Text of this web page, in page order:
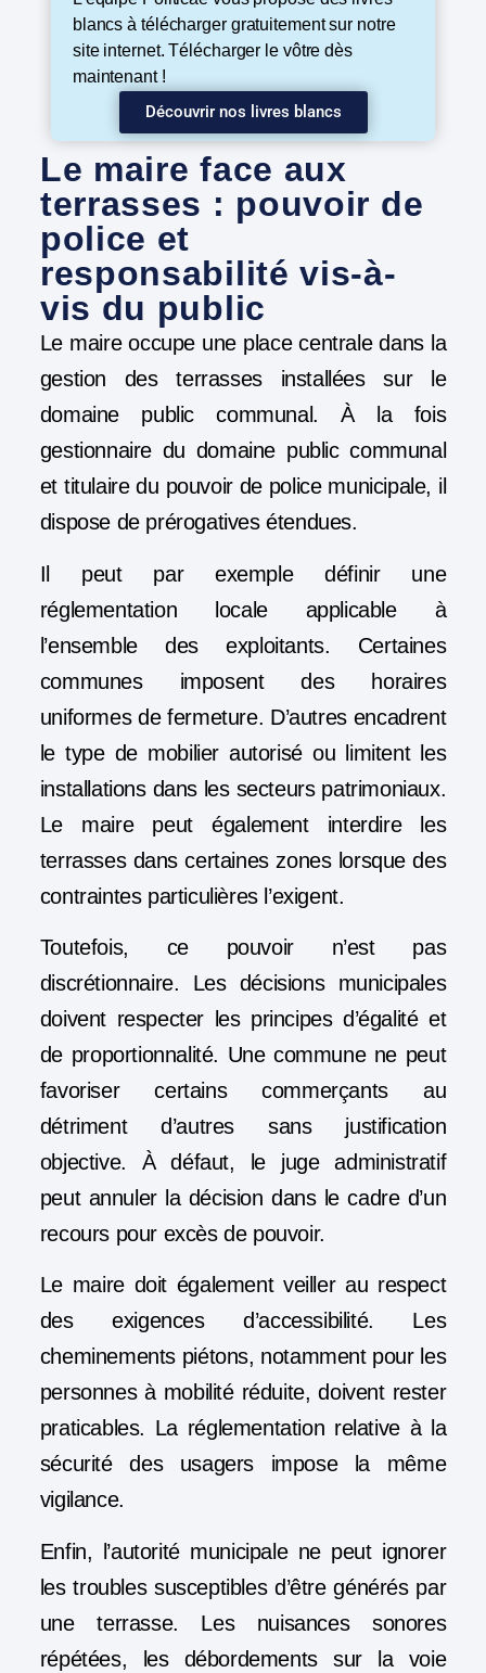
blancs à télécharger gratuitement sur notre
site internet. Télécharger le vôtre dès
maintenant !
Découvrir nos livres blancs
Le maire face aux
terrasses : pouvoir de
police et
responsabilité vis-à-
vis du public
Le maire occupe une place centrale dans la
gestion des terrasses installées sur le
domaine public communal. À la fois
gestionnaire du domaine public communal
et titulaire du pouvoir de police municipale, il
dispose de prérogatives étendues.
Il peut par exemple définir une
réglementation locale applicable à
l’ensemble des exploitants. Certaines
communes imposent des horaires
uniformes de fermeture. D’autres encadrent
le type de mobilier autorisé ou limitent les
installations dans les secteurs patrimoniaux.
Le maire peut également interdire les
terrasses dans certaines zones lorsque des
contraintes particulières l’exigent.
Toutefois, ce pouvoir n’est pas
discrétionnaire. Les décisions municipales
doivent respecter les principes d’égalité et
de proportionnalité. Une commune ne peut
favoriser certains commerçants au
détriment d’autres sans justification
objective. À défaut, le juge administratif
peut annuler la décision dans le cadre d’un
recours pour excès de pouvoir.
Le maire doit également veiller au respect
des exigences d’accessibilité. Les
cheminements piétons, notamment pour les
personnes à mobilité réduite, doivent rester
praticables. La réglementation relative à la
sécurité des usagers impose la même
vigilance.
Enfin, l’autorité municipale ne peut ignorer
les troubles susceptibles d’être générés par
une terrasse. Les nuisances sonores
répétées, les débordements sur la voie